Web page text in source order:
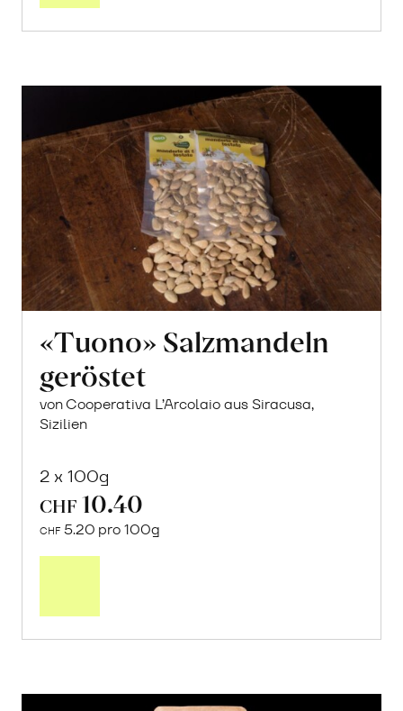
«Tuono» Salzmandeln
geröstet
von Cooperativa L’Arcolaio aus Siracusa,
Sizilien
2 x 100g
CHF 10.40
CHF 5.20 pro 100g